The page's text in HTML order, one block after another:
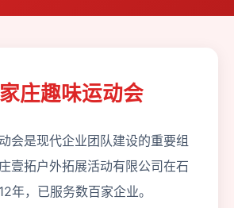
庄趣味运动会
会是现代企业团队建设的重要组
壹拓户外拓展活动有限公司在石
年，已服务数百家企业。